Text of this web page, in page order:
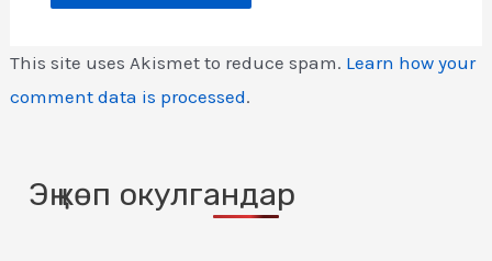
This site uses Akismet to reduce spam. Learn how your
comment data is processed.
Эң көп окулгандар